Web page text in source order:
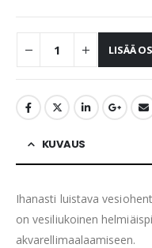
LISÄÄ
KUVAUS
Ihanasti luistava
on vesiliukoinen
akvarellimaalaamiseen.